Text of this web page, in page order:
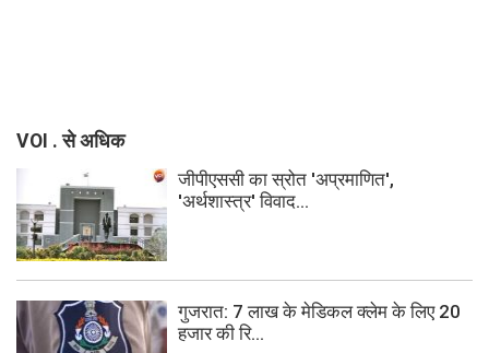
VOI . से अधिक
जीपीएससी का स्रोत 'अप्रमाणित',
'अर्थशास्त्र' विवाद...
गुजरात: 7 लाख के मेडिकल क्लेम के लिए 20
हजार की रि...